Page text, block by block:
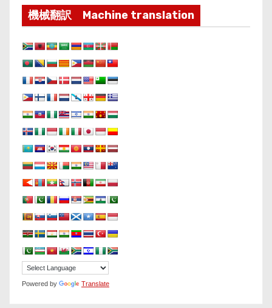
機械翻訳 Machine translation
Powered by Translate